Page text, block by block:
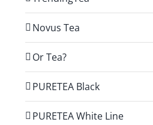
Novus Tea
Or Tea?
PURETEA Black
PURETEA White Line